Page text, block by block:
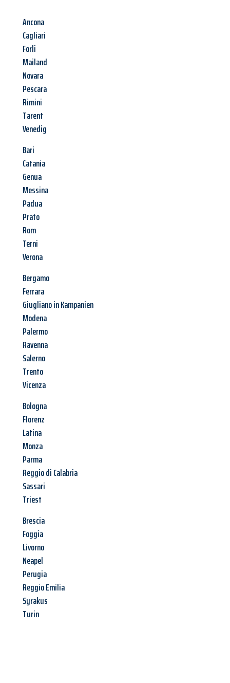
Ancona
Cagliari
Forli
Mailand
Novara
Pescara
Rimini
Tarent
Venedig
Bari
Catania
Genua
Messina
Padua
Prato
Rom
Terni
Verona
Bergamo
Ferrara
Giugliano in Kampanien
Modena
Palermo
Ravenna
Salerno
Trento
Vicenza
Bologna
Florenz
Latina
Monza
Parma
Reggio di Calabria
Sassari
Triest
Brescia
Foggia
Livorno
Neapel
Perugia
Reggio Emilia
Syrakus
Turin